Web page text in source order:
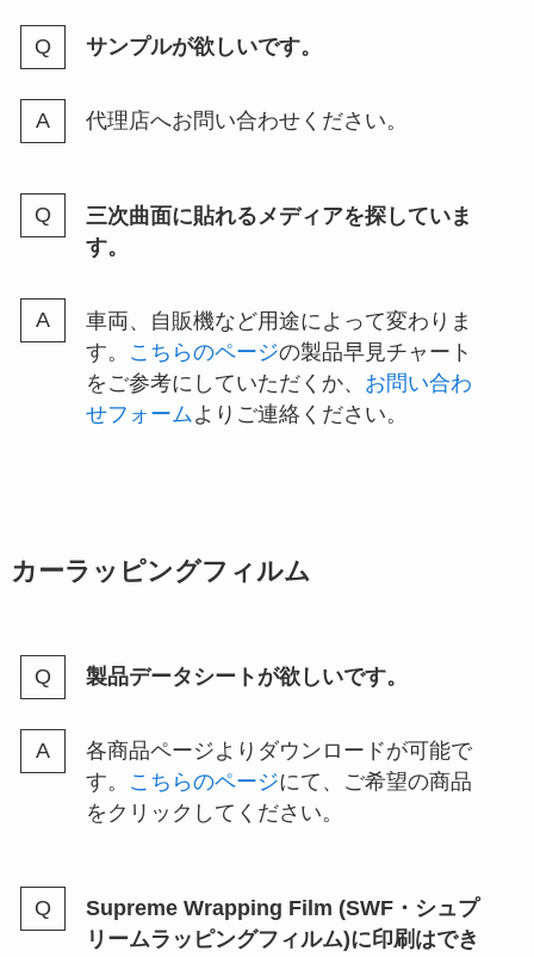
サンプルが欲しいです。
代理店へお問い合わせください。
三次曲面に貼れるメディアを探していま
す。
車両、自販機など用途によって変わりま
す。
こちらのページの製品早見チャート
をご参考にしていただくか、 お問い合わ
せフォーム よりご連絡ください。
カーラッピングフィルム
製品データシートが欲しいです。
各商品ページよりダウンロードが可能で
す。
こちらのページにて、ご希望の商品
をクリックしてください。
Supreme Wrapping Film (SWF・シュプ
リームラッピングフィルム)に印刷はでき